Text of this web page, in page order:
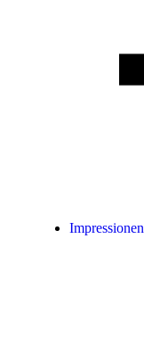
Impressionen